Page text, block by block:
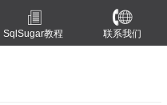
SqlSugar教程 联系我们